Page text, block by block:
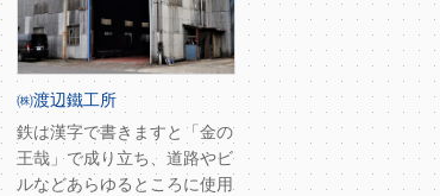
㈱渡辺鐵工所
鉄は漢字で書きますと「金の
王哉」で成り立ち、道路やビ
ルなどあらゆるところに使用